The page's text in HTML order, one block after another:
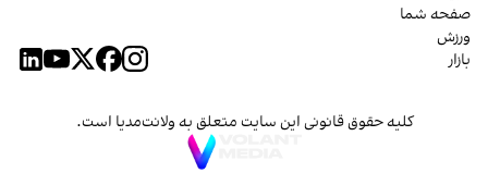
صفحه شما
ورزش
بازار
کلیه حقوق قانونی این سایت متعلق به ولانت‌مدیا است.